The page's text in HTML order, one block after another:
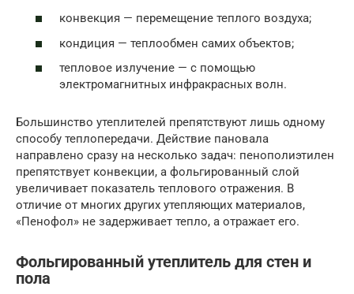
конвекция — перемещение теплого воздуха;
кондиция — теплообмен самих объектов;
тепловое излучение — с помощью
электромагнитных инфракрасных волн.
Большинство утеплителей препятствуют лишь одному
способу теплопередачи. Действие пановала
направлено сразу на несколько задач: пенополиэтилен
препятствует конвекции, а фольгированный слой
увеличивает показатель теплового отражения. В
отличие от многих других утепляющих материалов,
«Пенофол» не задерживает тепло, а отражает его.
Фольгированный утеплитель для стен и
пола